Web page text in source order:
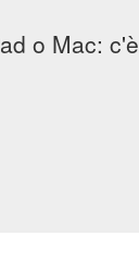
o Mac: c'è